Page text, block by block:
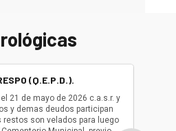
(Q.E.P.D.).
21 de mayo de 2026 c.a.s.r. y
y demas deudos participan
restos son velados para luego